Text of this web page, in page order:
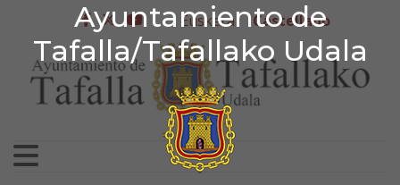
Ayuntamiento de
Tafalla/Tafallako Udala
Ir al contenido
Ayuntamiento de
facebook
twitter
youtube
Euskera Castellano